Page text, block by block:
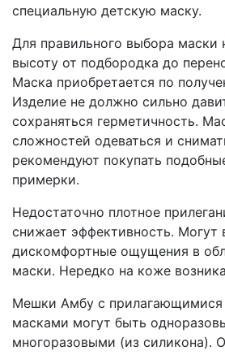
специальную детскую маску.
Для правильного выбора маски
высоту от подбородка до
Маска приобретается по
Изделие не должно сильно
сохраняться герметичность.
сложностей одеваться и
рекомендуют покупать
примерки.
Недостаточно плотное
снижает эффективность. Могут
дискомфортные ощущения в
маски. Нередко на коже
Мешки Амбу с прилагающимися
масками могут быть
многоразовыми (из силикона).